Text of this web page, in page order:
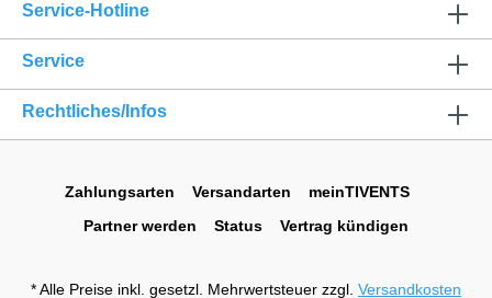
Service-Hotline
Service
Rechtliches/Infos
Zahlungsarten Versandarten
meinTIVENTS
Partner werden
Status Vertrag kündigen
* Alle Preise inkl. gesetzl. Mehrwertsteuer zzgl. Versandkosten